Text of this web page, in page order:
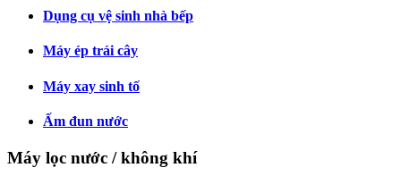
Dụng cụ vệ sinh nhà bếp
Máy ép trái cây
Máy xay sinh tố
Ấm đun nước
Máy lọc nước / không khí